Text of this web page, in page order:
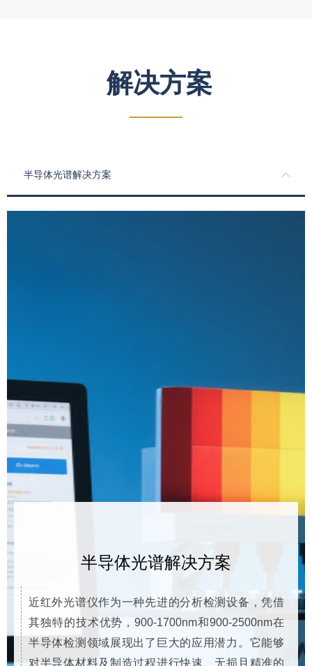
解决方案
——
半导体光谱解决方案
半导体光谱解决方案
近红外光谱仪作为一种先进的分析检测设备，凭借
其独特的技术优势，900-1700nm和900-2500nm在
半导体检测领域展现出了巨大的应用潜力。它能够
对半导体材料及制造过程进行快速、无损且精准的